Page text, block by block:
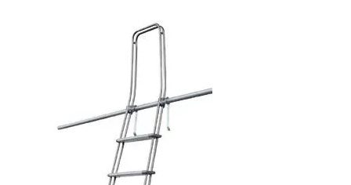
Rampe di carico